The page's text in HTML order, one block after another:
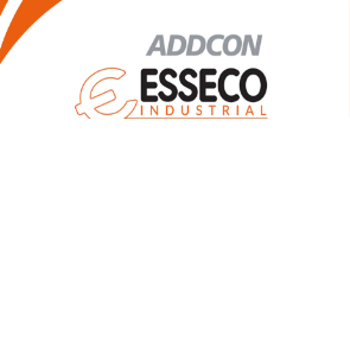
Datenschutzerklärung
HSEQ
AGB's